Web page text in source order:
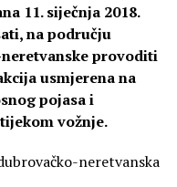
11. siječnja 2018.
na području
provoditi
usmjerena na
pojasa i
vožnje.
neretvanska